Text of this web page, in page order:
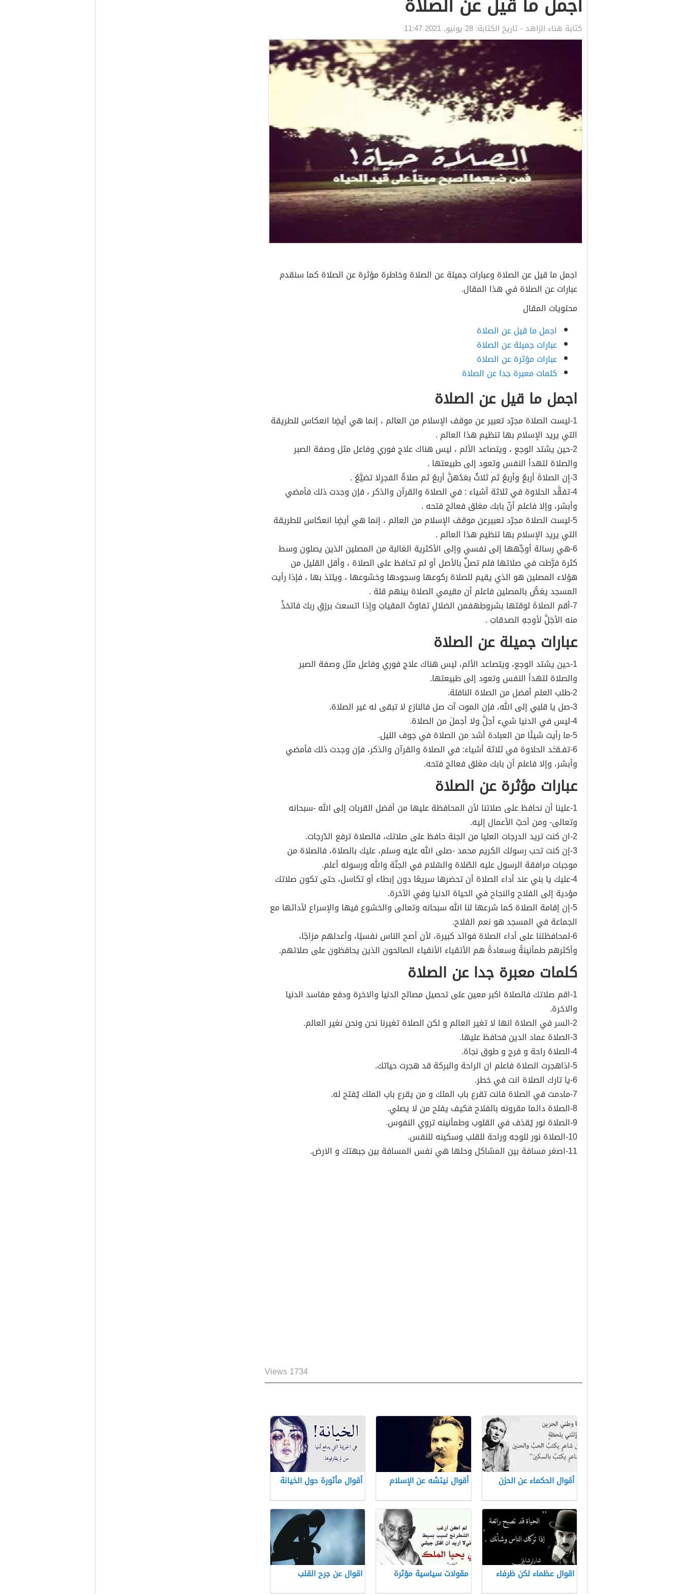
كتابة هناء الزاهد- تاريخ الكتابة: 28 يونيو, 2021 11:47
اجمل ما قيل عن الصلاة وعبارات جميلة عن الصلاة وخاطرة مؤثرة عن الصلاة كما سنقدم
عبارات عن الصلاة في هذا المقال.
محتويات المقال
اجمل ما قيل عن الصلاة
عبارات جميلة عن الصلاة
عبارات مؤثرة عن الصلاة
كلمات معبرة جدا عن الصلاة
اجمل ما قيل عن الصلاة
1-ليست الصلاة مجرّد تعبير عن موقف الإسلام من العالم ، إنما هي أيضٍا انعكاس للطريقة
التي يريد الإسلام بها تنظيم هذا العالم .
2-حين يشتد الوجع ، ويتصاعد الألم ، ليس هناك علاج فوري وفاعل مثل وصفة الصبر
والصلاة لتهدأ النفس وتعود إلى طبيعتها .
3-إِن الصلاةَ أربعٌ وأربعُ ثم ثلاثٌ بعَدُهنَّ أربعُ ثم صلاةُ الفجرِلا تضيَّعُ .
4-تفقَّد الحلاوة في ثلاثة أشياء : في الصلاة والقرآن والذكر ، فإن وجدت ذلك فأمضي
وأبشر، وإلا فاعلم أنّ بابك مغلق فعالج فتحه .
5-ليست الصلاة مجرّد تعبيرعن موقف الإسلام من العالم ، إنما هي أيضٍا انعكاس للطريقة
التي يريد الإسلام بها تنظيم هذا العالم .
6-هي رسالة أوجِّهها إلى نفسي وإلى الأكثرية الغالبة من المصلين الذين يصلون وسط
كثرة فرَّطت في صلاتها فلم تصلِّ بالأصل أو لم تحافظ على الصلاة ، وأقل القليل من
هؤلاء المصلين هو الذي يقيم للصلاة ركوعها وسجودها وخشوعها ، ويلتذ بها ، فإذا رأيت
المسجد يغصُّ بالمصلين فاعلم أن مقيمي الصلاة بينهم قلة .
7-أقم الصلاةَ لوقتها بشروطِهفمن الضلالِ تفاوتُ المقياتِ وإِذا اتسعتَ برزقِ ربكَ فاتخذْ
منه الأجَلَّ لأوجهِ الصدقاتِ .
عبارات جميلة عن الصلاة
1-حين يشتد الوجع، ويتصاعد الألم، ليس هناك علاج فوري وفاعل مثل وصفة الصبر
والصلاة لتهدأ النفس وتعود إلى طبيعتها.
2-طلب العلم أفضل من الصلاة النافلة.
3-صل يا قلبي إلى الله، فإن الموت آت صل فالنازع لا تبقى له غير الصلاة.
4-ليس في الدنيا شيء أجلَّ ولا أجملَ من الصلاة.
5-ما رأيت شيئًا من العبادة أشد من الصلاة في جوف الليل.
6-تفـقـَّـد الحلاوة في ثلاثة أشياء: في الصلاة والقرآن والذكر، فإن وجدت ذلك فأمضي
وأبشر، وإلا فاعلم أن بابك مغلق فعالج فتحه.
عبارات مؤثرة عن الصلاة
1-علينا أن نحافظ على صلاتنا لأن المحافظة عليها من أفضل القربات إلى الله -سبحانه
وتعالى- ومن أحبّ الأعمال إليه.
2-ان كنت تريد الدرجات العليا من الجنة حافظ على صلاتك، فالصلاة ترفع الدّرجات.
3-إن كنت تحب رسولك الكريم محمد -صلى الله عليه وسلم، عليك بالصلاة، فالصلاة من
موجبات مرافقة الرسول عليه الصّلاة والسّلام في الجنّة والله ورسوله أعلم.
4-عليك يا بني عند أداء الصلاة أن تحضرها سريعًا دون إبطاء أو تكاسل، حتى تكون صلاتك
مؤدية إلى الفلاح والنجاح في الحياة الدنيا وفي الآخرة.
5-إن إقامة الصلاة كما شرعها لنا الله سبحانه وتعالى والخشوع فيها والإسراع لأدائها مع
الجماعة في المسجد هو نعم الفلاح.
6-لمحافظتنا على أداء الصلاة فوائد كبيرة، لأن أصح الناس نفسيًا، وأعدلهم مزاجًا،
وأكثرهم طمأنينةً وسعادةً هم الأتقياء الأنقياء الصالحون الذين يحافظون على صلاتهم.
كلمات معبرة جدا عن الصلاة
1-اقم صلاتك فالصلاة اكبر معين على تحصيل مصالح الدنيا والاخرة ودفع مفاسد الدنيا
والاخرة.
2-السر في الصلاة انها لا تغير العالم و لكن الصلاة تغيرنا نحن ونحن نغير العالم.
3-الصلاة عماد الدين فحافظ عليها.
4-الصلاة راحة و فرج و طوق نجاة.
5-اذاهجرت الصلاة فاعلم ان الراحة والبركة قد هجرت حياتك.
6-يا تارك الصلاة انت في خطر.
7-مادمت في الصلاة فانت تقرع باب الملك و من يقرع باب الملك يُفتح له.
8-الصلاة دائما مقرونه بالفلاح فكيف يفلح من لا يصلي.
9-الصلاة نور يُقذف في القلوب وطمأنينه تروي النفوس.
10-الصلاة نور للوجه وراحة للقلب وسكينه للنفس.
11-اصغر مسافة بين المشاكل وحلها هي نفس المسافة بين جبهتك و الارض.
1734 Views
أقوال الحكماء عن الحزن أقوال نيتشه عن الإسلام أقوال مأثورة حول الخيانة
اقوال عظماء لكن ظرفاء مقولات سياسية مؤثرة اقوال عن جرح القلب